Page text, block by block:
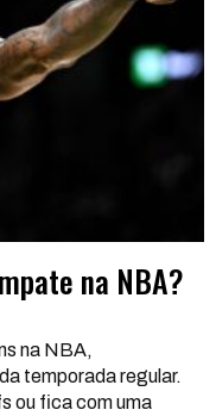
na NBA?
na NBA,
temporada regular.
ou fica com uma